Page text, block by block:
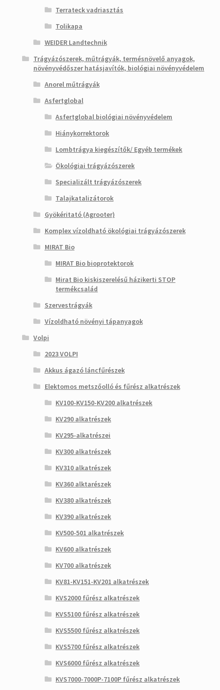
Terrateck vadriasztás
Tolikapa
WEIDER Landtechnik
Trágyázószerek, műtrágyák, termésnövelő anyagok,
növényvédőszer hatásjavítók, biológiai növényvédelem
Anorel műtrágyák
Asfertglobal
Asfertglobal biológiai növényvédelem
Hiánykorrektorok
Lombtrágya kiegészítők/ Egyéb termékek
Ökológiai trágyázószerek
Specializált trágyázószerek
Talajkatalizátorok
Gyökéritató (Agrooter)
Komplex vízoldható ökológiai trágyázószerek
MIRAT Bio
MIRAT Bio bioprotektorok
Mirat Bio kiskiszerelésű házikerti STOP
termékcsalád
Szervestrágyák
Vízoldható növényi tápanyagok
Volpi
2023 VOLPI
Akkus ágazó láncfűrészek
Elektomos metszőolló és fűrész alkatrészek
KV100-KV150-KV200 alkatrészek
KV290 alkatrészek
KV295-alkatrészei
KV300 alkatrészek
KV310 alkatrészek
KV360 alktarészek
KV380 alkatrészek
KV390 alkatrészek
KV500-501 alkatrészek
KV600 alkatrészek
KV700 alkatrészek
KV81-KV151-KV201 alkatrészek
KVS2000 fűrész alkatrészek
KVS5100 fűrész alkatrészek
KVS5500 fűrész alkatrészek
KVS5700 fűrész alkatrészek
KVS6000 fűrész alkatrészek
KVS7000-7000P-7100P fűrész alkatrészek